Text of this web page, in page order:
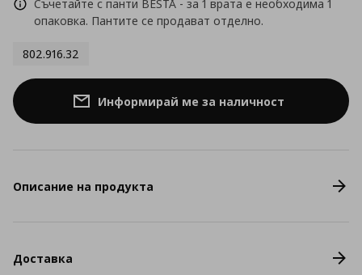
Съчетайте с панти BESTÅ - за 1 врата е необходима 1
опаковка. Пантите се продават отделно.
802.916.32
Информирай ме за наличност
Описание на продукта
Доставка